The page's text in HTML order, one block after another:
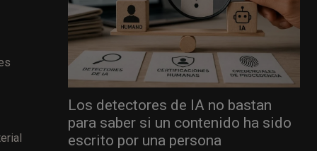
Los detectores de IA no bastan
para saber si un contenido ha sido
escrito por una persona